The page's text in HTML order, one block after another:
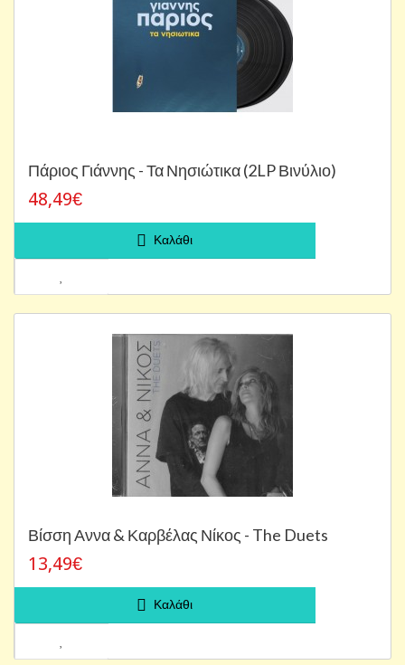
Πάριος Γιάννης - Τα Νησιώτικα (2LP Βινύλιο)
48,49€
Καλάθι
Βίσση Αννα & Καρβέλας Νίκος - The Duets
13,49€
Καλάθι